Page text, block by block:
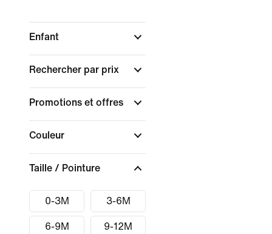
Enfant
Rechercher par prix
Promotions et offres
Couleur
Taille / Pointure
0-3M 3-6M
6-9M 9-12M